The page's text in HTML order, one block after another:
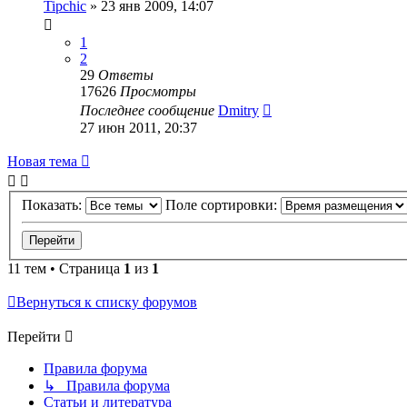
Tipchic » 23 янв 2009, 14:07
1
2
29 Ответы
17626 Просмотры
Последнее сообщение Dmitry
27 июн 2011, 20:37
Новая тема
Показать: Поле сортировки:
11 тем • Страница 1 из 1
Вернуться к списку форумов
Перейти
Правила форума
↳ Правила форума
Статьи и литература